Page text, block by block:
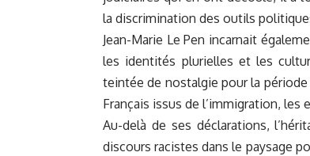
la discrimination des outils
Jean-Marie Le Pen incarnait
les identités plurielles et les
teintée de nostalgie pour la
Français issus de l’immigration, les
Au-delà de ses déclarations,
discours racistes dans le paysage